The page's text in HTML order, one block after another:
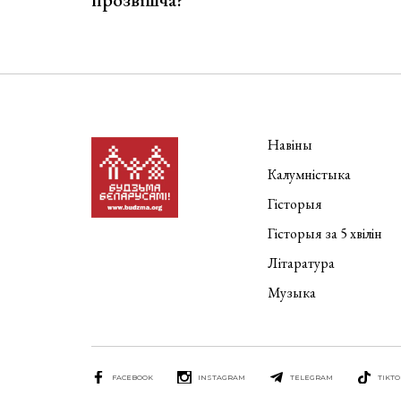
Навіны
Калумністыка
Гісторыя
Гісторыя за 5 хвілін
Літаратура
Музыка
FACEBOOK INSTAGRAM TELEGRAM